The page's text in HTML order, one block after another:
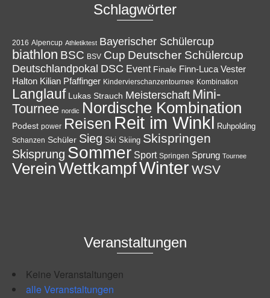
Schlagwörter
2016 Alpencup Athletiktest Bayerischer Schülercup
biathlon BSC BSV Cup Deutscher Schülercup
Deutschlandpokal DSC Event Finale Finn-Luca Vester
Halton Kilian Pfaffinger Kindervierschanzentournee Kombination
Langlauf Lukas Strauch Meisterschaft Mini-
Tournee nordic Nordische Kombination
Podest power Reisen Reit im Winkl Ruhpolding
Schanzen Schüler Sieg Ski Skiing Skispringen
Skisprung Sommer Sport Springen Sprung Tournee
VereinWettkampfWinterWSV
Veranstaltungen
Keine Veranstaltungen
alle Veranstaltungen